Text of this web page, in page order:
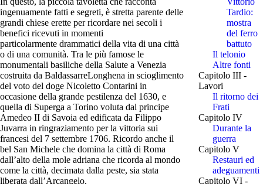
ingenuamente fatti e segreti, è stretta parente delle
grandi chiese erette per ricordare nei secoli i
benefici ricevuti in momenti
particolarmente drammatici della vita di una città
o di una comunità. Tra le più famose le
monumentali basiliche della Salute a Venezia
costruita da BaldassarreLonghena in scioglimento
del voto del doge Nicoletto Contarini in
occasione della grande pestilenza del 1630, e
quella di Superga a Torino voluta dal principe
Amedeo II di Savoia ed edificata da Filippo
Juvarra in ringraziamento per la vittoria sui
francesi del 7 settembre 1706. Ricordo anche il
bel San Michele che domina la città di Roma
dall’alto della mole adriana che ricorda al mondo
come la città, decimata dalla peste, sia stata
liberata dall’Arcangelo.
Tardio:
mostra
del ferro
battuto
Il telonio
Altre fonti
Capitolo III -
Lavori
Il ritorno dei
Frati
Capitolo IV
Durante la
guerra
Capitolo V
Restauri ed
adeguamenti
Capitolo VI -